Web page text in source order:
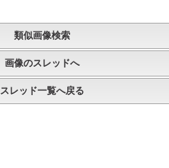
類似画像検索
画像のスレッドへ
スレッド一覧へ戻る